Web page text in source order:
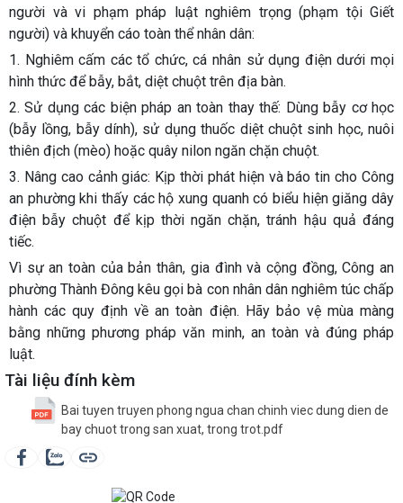
người và vi phạm pháp luật nghiêm trọng (phạm tội Giết
người) và khuyển cáo toàn thể nhân dân:
1. Nghiêm cấm các tổ chức, cá nhân sử dụng điện dưới mọi
hình thức để bẫy, bắt, diệt chuột trên địa bàn.
2. Sử dụng các biện pháp an toàn thay thế: Dùng bẫy cơ học
(bẫy lồng, bẫy dính), sử dụng thuốc diệt chuột sinh học, nuôi
thiên địch (mèo) hoặc quây nilon ngăn chặn chuột.
3. Nâng cao cảnh giác: Kịp thời phát hiện và báo tin cho Công
an phường khi thấy các hộ xung quanh có biểu hiện giăng dây
điện bẫy chuột để kịp thời ngăn chặn, tránh hậu quả đáng
tiếc.
Vì sự an toàn của bản thân, gia đình và cộng đồng, Công an
phường Thành Đông kêu gọi bà con nhân dân nghiêm túc chấp
hành các quy định về an toàn điện. Hãy bảo vệ mùa màng
bằng những phương pháp văn minh, an toàn và đúng pháp
luật.
Tài liệu đính kèm
Bai tuyen truyen phong ngua chan chinh viec dung dien de
bay chuot trong san xuat, trong trot.pdf